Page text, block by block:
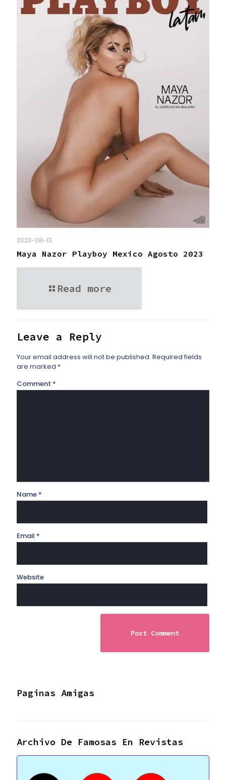
2023-08-13
Maya Nazor Playboy Mexico Agosto 2023
Read more
Leave a Reply
Your email address will not be published. Required fields
are marked *
Comment *
Name *
Email *
Website
Paginas Amigas
Archivo De Famosas En Revistas